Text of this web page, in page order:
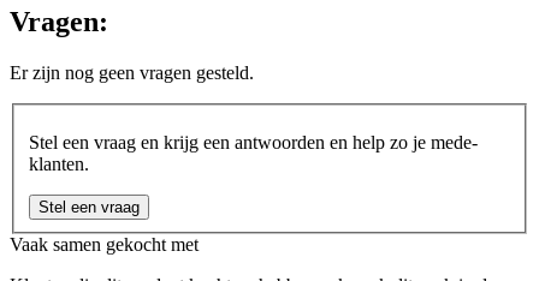
Vragen:
Er zijn nog geen vragen gesteld.
Stel een vraag en krijg een antwoorden en help zo je mede-
klanten.
Stel een vraag
Vaak samen gekocht met